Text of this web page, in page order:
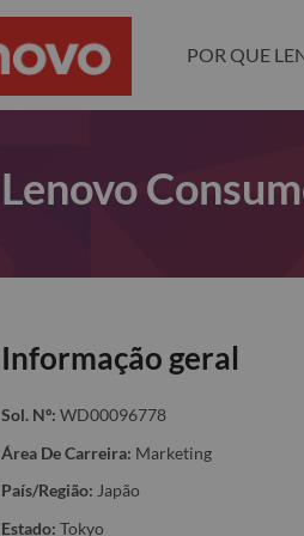
POR QUE
Lenovo
Informação geral
Sol. Nº: WD00096778
Área De Carreira: Marketing
País/Região: Japão
Estado: Tokyo